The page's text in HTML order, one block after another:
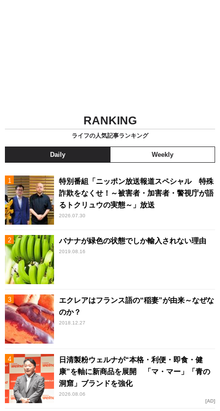
RANKING
ライフの人気記事ランキング
Daily Weekly
特別番組「ニッポン放送報道スペシャル 特殊
詐欺をなくせ！～被害者・加害者・警視庁が語
るトクリュウの実態～」放送
2026.07.30
バナナが緑色の状態でしか輸入されない理由
2019.08.16
エクレアはフランス語の“稲妻”が由来～なぜな
のか？
2018.12.27
日清製粉ウェルナが“本格・利便・即食・健
康”を軸に新商品を展開 「マ・マー」「青の
洞窟」ブランドを強化
2026.08.06
AD